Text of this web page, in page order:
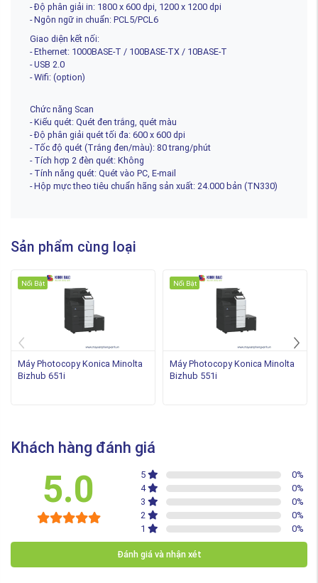
- Độ phân giải in: 1800 x 600 dpi, 1200 x 1200 dpi
- Ngôn ngữ in chuẩn: PCL5/PCL6
Giao diện kết nối:
- Ethernet: 1000BASE-T / 100BASE-TX / 10BASE-T
- USB 2.0
- Wifi: (option)
Chức năng Scan
- Kiểu quét: Quét đen trắng, quét màu
- Độ phân giải quét tối đa: 600 x 600 dpi
- Tốc độ quét (Trắng đen/màu): 80 trang/phút
- Tích hợp 2 đèn quét: Không
- Tính năng quét: Quét vào PC, E-mail
- Hộp mực theo tiêu chuẩn hãng sản xuất: 24.000 bản (TN330)
Sản phẩm cùng loại
Nổi Bật
Máy Photocopy Konica Minolta
Bizhub 651i
Nổi Bật
Máy Photocopy Konica Minolta
Bizhub 551i
Khách hàng đánh giá
5.0 5 0%
4
0%
3
0%
2
0%
1
0%
Đánh giá và nhận xét